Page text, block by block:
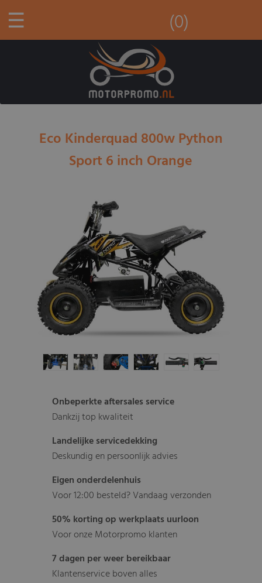
☰ (0)
Eco Kinderquad 800w Python
Sport 6 inch Orange
Onbeperkte aftersales service
Dankzij top kwaliteit
Landelijke servicedekking
Deskundig en persoonlijk advies
Eigen onderdelenhuis
Voor 12:00 besteld? Vandaag verzonden
50% korting op werkplaats uurloon
Voor onze Motorpromo klanten
7 dagen per weer bereikbaar
Klantenservice boven alles